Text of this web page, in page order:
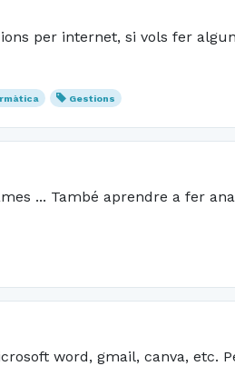
per internet, si vols fer
Gestions
... També aprendre a fer
word, gmail, canva, etc.